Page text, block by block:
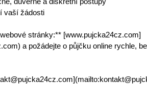
vaší žádosti
stránky:** [www.pujcka24cz.com]
a požádejte o půjčku online rychle,